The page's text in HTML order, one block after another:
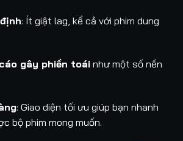
: Ít giật lag, kể cả với phim dung
gây phiền toáinhư một số nền
: Giao diện tối ưu giúp bạn nhanh
bộ phim mong muốn.